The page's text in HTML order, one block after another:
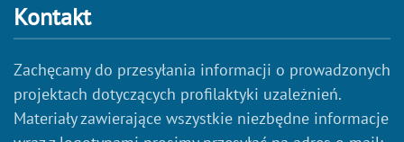
Kontakt
Zachęcamy do przesyłania informacji o prowadzonych
projektach dotyczących profilaktyki uzależnień.
Materiały zawierające wszystkie niezbędne informacje